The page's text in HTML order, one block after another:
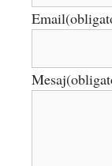
Email
Mesaj